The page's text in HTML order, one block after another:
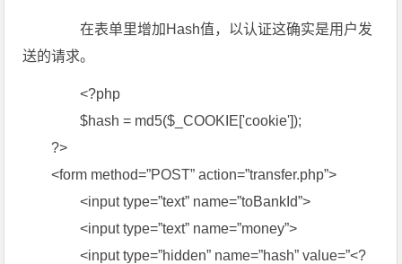
在表单里增加Hash值，以认证这确实是用户发
送的请求。
<?php
$hash = md5($_COOKIE['cookie']);
?>
<form method=”POST” action=”transfer.php”>
<input type=”text” name=”toBankId”>
<input type=”text” name=”money”>
<input type=”hidden” name=”hash” value=”<?